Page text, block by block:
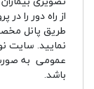
از راه دور را
طریق پانل
نمایید. سایت
عمومی به
باشد.